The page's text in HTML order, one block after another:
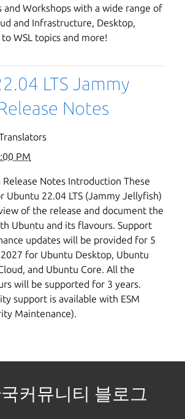
and Workshops with a wide range of
and Infrastructure, Desktop,
WSL topics and more!
LTS Jammy
Notes
PM
Notes Introduction These
Ubuntu 22.04 LTS (Jammy Jellyfish)
of the release and document the
Ubuntu and its flavours. Support
updates will be provided for 5
for Ubuntu Desktop, Ubuntu
and Ubuntu Core. All the
will be supported for 3 years.
support is available with ESM
Maintenance).
커뮤니티 블로그